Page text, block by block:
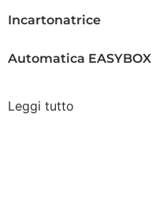
Incartonatrice
Automatica EASYBOX
Leggi tutto